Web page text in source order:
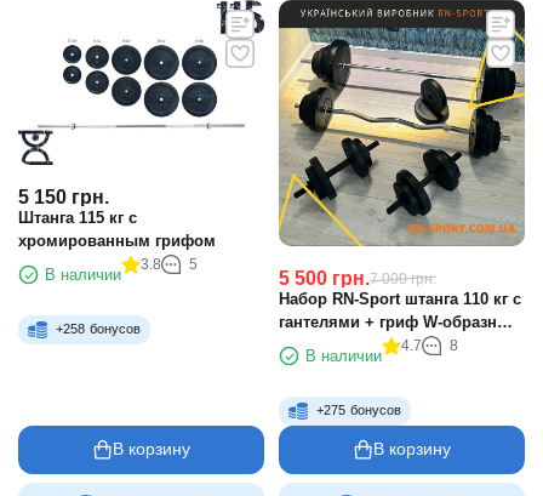
5 150 грн.
Штанга 115 кг с
хромированным грифом
В наличии
3.8 5
+258 бонусов
В корзину
5 500 грн.7 000 грн.
Набор RN-Sport штанга 110 кг с
гантелями + гриф W-образный.
Перчатки в подарок!
В наличии
4.7 8
+275 бонусов
В корзину